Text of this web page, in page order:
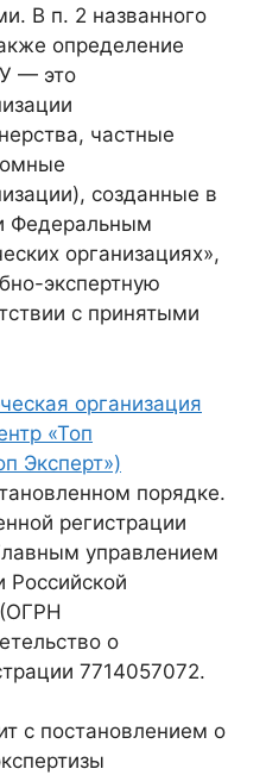
В п. 2 названного
определение
— это
частные
созданные в
Федеральным
организациях»,
экспертную
с принятыми
организация
«Топ
Эксперт»)
порядке.
регистрации
управлением
Российской
о
7714057072.
с постановлением о